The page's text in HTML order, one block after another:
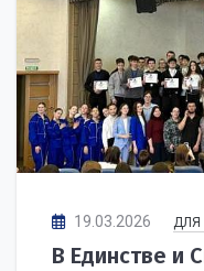
19.03.2026 ДЛЯ
В Единстве и